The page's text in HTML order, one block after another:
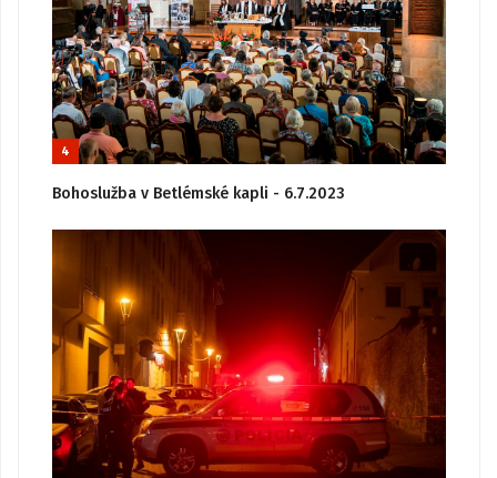
4
Bohoslužba v Betlémské kapli - 6.7.2023